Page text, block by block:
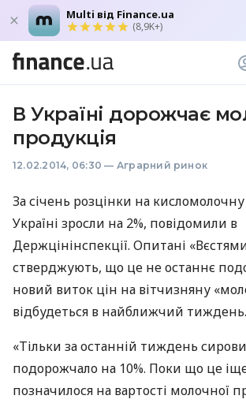
Multi від Finance.ua
(8,9K+)
В Україні дорожчає
продукція
12.02.2014, 06:30 — Аграрний ринок
За січень розцінки на
Україні зросли на 2%, повідомили в
Держцінінспекції. Опитані
стверджують, що це не останнє
новий виток цін на вітчизняну
відбудеться в найближчий тиждень.
«Тільки за останній тиждень
подорожчало на 10%. Поки що це
позначилося на вартості молочної